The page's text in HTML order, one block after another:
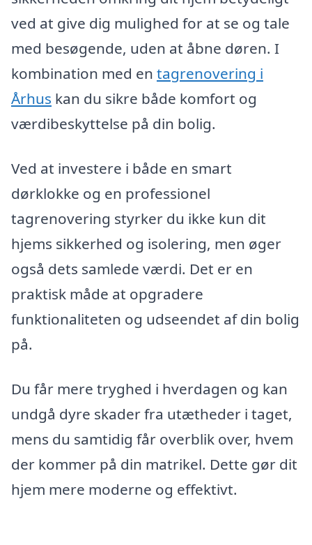
ved at give dig mulighed for at se og tale
med besøgende, uden at åbne døren. I
kombination med en tagrenovering i
Århus kan du sikre både komfort og
værdibeskyttelse på din bolig.
Ved at investere i både en smart
dørklokke og en professionel
tagrenovering styrker du ikke kun dit
hjems sikkerhed og isolering, men øger
også dets samlede værdi. Det er en
praktisk måde at opgradere
funktionaliteten og udseendet af din bolig
på.
Du får mere tryghed i hverdagen og kan
undgå dyre skader fra utætheder i taget,
mens du samtidig får overblik over, hvem
der kommer på din matrikel. Dette gør dit
hjem mere moderne og effektivt.